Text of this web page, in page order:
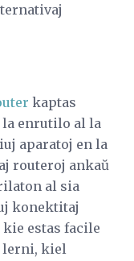
kaptas
enrutilo al la
aparatoj en la
routeroj ankaŭ
al sia
konektitaj
estas facile
lerni, kiel